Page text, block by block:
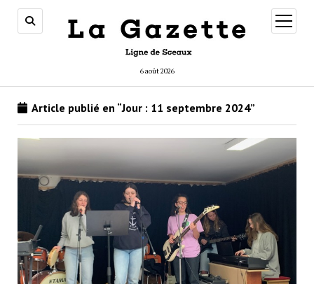
6 août 2026
ouvrir
menu
Article publié en “Jour : 11 septembre 2024”